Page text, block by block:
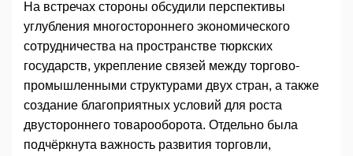
На встречах стороны обсудили перспективы
углубления многостороннего экономического
сотрудничества на пространстве тюркских
государств, укрепление связей между торгово-
промышленными структурами двух стран, а также
создание благоприятных условий для роста
двустороннего товарооборота. Отдельно была
подчёркнута важность развития торговли,